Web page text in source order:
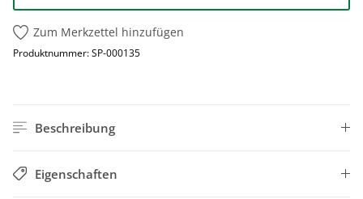
Zum Merkzettel hinzufügen
Produktnummer:SP-000135
Beschreibung
Eigenschaften